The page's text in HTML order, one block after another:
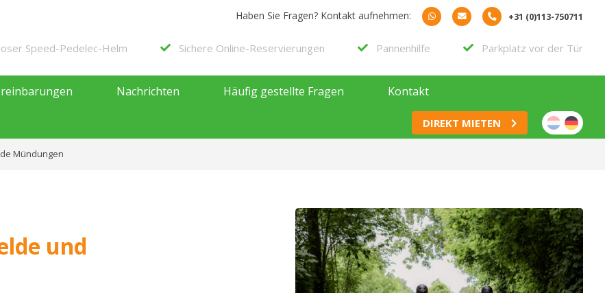
Speed-Pedelec-Helm Sichere Online-Reservierungen Pannenhilfe Parkplatz vor der Tür
Haben Sie Fragen? Kontakt aufnehmen: +31 (0)113-750711
Nachrichten Häufig gestellte Fragen Kontakt
DIREKT MIETEN
Mündungen
und